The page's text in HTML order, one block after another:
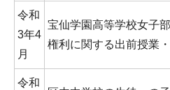
令和
3年4
月
宝仙学園高等学校女子
権利に関する出前授業
令和